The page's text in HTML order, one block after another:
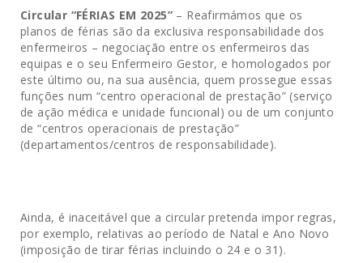
Circular “FÉRIAS EM 2025” – Reafirmámos que os
planos de férias são da exclusiva responsabilidade dos
enfermeiros – negociação entre os enfermeiros das
equipas e o seu Enfermeiro Gestor, e homologados por
este último ou, na sua ausência, quem prossegue essas
funções num “centro operacional de prestação” (serviço
de ação médica e unidade funcional) ou de um conjunto
de “centros operacionais de prestação”
(departamentos/centros de responsabilidade).
Ainda, é inaceitável que a circular pretenda impor regras,
por exemplo, relativas ao período de Natal e Ano Novo
(imposição de tirar férias incluindo o 24 e o 31).